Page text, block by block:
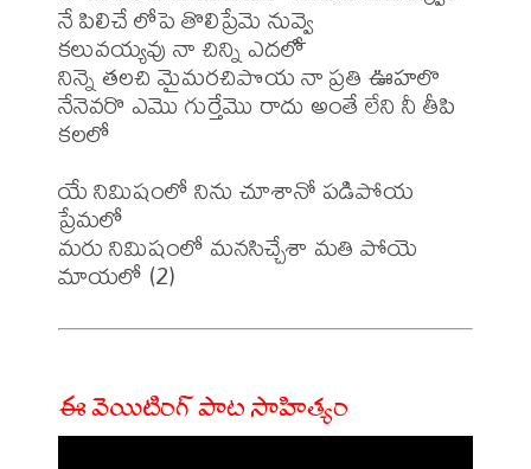
నే పిలిచే లోపె తొలిప్రేమె నువ్వై
కలువయ్యవు నా చిన్ని ఎదలో
నిన్నె తలచి మైమరచిపొయ నా ప్రతి ఊహలొ
నేనెవరొ ఎమొ గుర్తేమొ రాదు అంతే లేని నీ తీపి
కలలో
యే నిమిషంలో నిను చూశానో పడిపోయ
ప్రేమలో
మరు నిమిషంలో మనసిచ్చేశా మతి పోయె
ఈ వెయిటింగ్ పాట సాహిత్యం